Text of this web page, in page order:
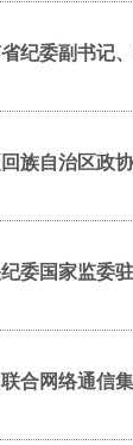
纪委副书记
族自治区政
委国家监委
合网络通信